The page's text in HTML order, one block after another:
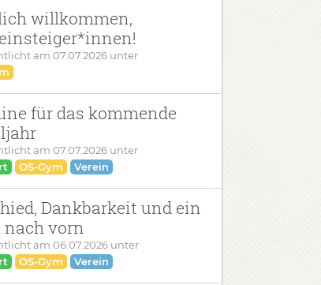
willkommen,
am 07.07.2026 unter
für das kommende
am 07.07.2026 unter
OS-Gym Verein
Dankbarkeit und ein
vorn
am 06.07.2026 unter
OS-Gym Verein